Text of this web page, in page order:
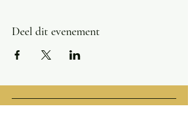
Deel dit evenement